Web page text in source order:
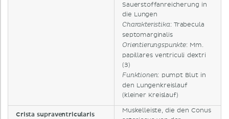
Sauerstoffanreicherung in
die Lungen
Charakteristika: Trabecula
septomarginalis
Orientierungspunkte: Mm.
papillares ventriculi dextri
(3)
Funktionen: pumpt Blut in
den Lungenkreislauf
(kleiner Kreislauf)
Crista supraventricularis
Muskelleiste, die den Conus